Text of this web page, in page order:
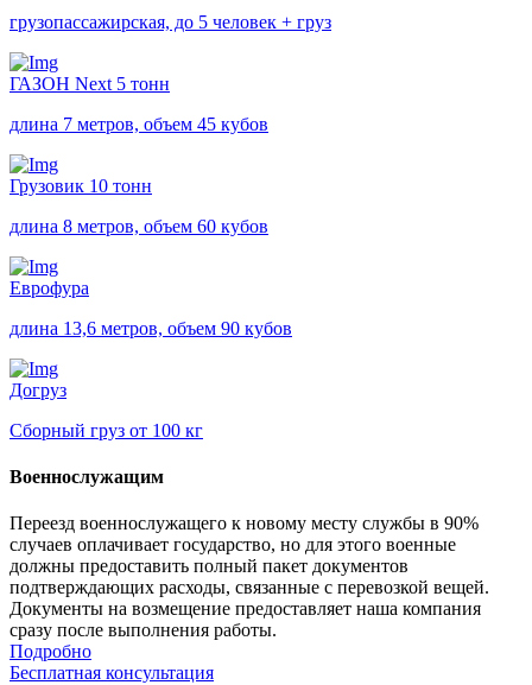
грузопассажирская, до 5 человек + груз
ГАЗОН Next 5 тонн
длина 7 метров, объем 45 кубов
Грузовик 10 тонн
длина 8 метров, объем 60 кубов
Еврофура
длина 13,6 метров, объем 90 кубов
Догруз
Сборный груз от 100 кг
Военнослужащим
Переезд военнослужащего к новому месту службы в 90%
случаев оплачивает государство, но для этого военные
должны предоставить полный пакет документов
подтверждающих расходы, связанные с перевозкой вещей.
Документы на возмещение предоставляет наша компания
сразу после выполнения работы.
Подробно
Бесплатная консультация